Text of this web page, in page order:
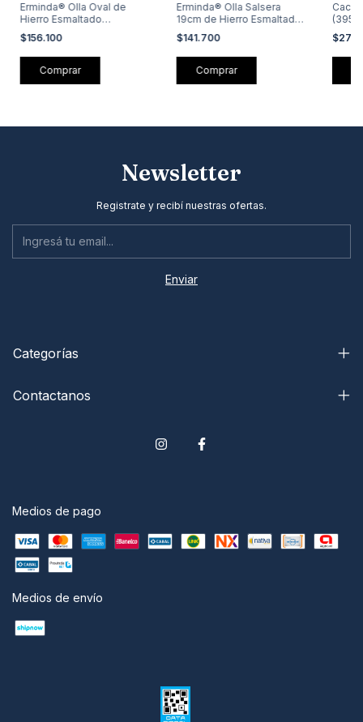
Erminda® Olla Oval de
Hierro Esmaltado
(E91001G)
$156.100
Erminda® Olla Salsera
19cm de Hierro Esmaltado
(E87001G)
$141.700
Newsletter
Registrate y recibí nuestras ofertas.
Categorías
Contactanos
Medios de pago
Medios de envío